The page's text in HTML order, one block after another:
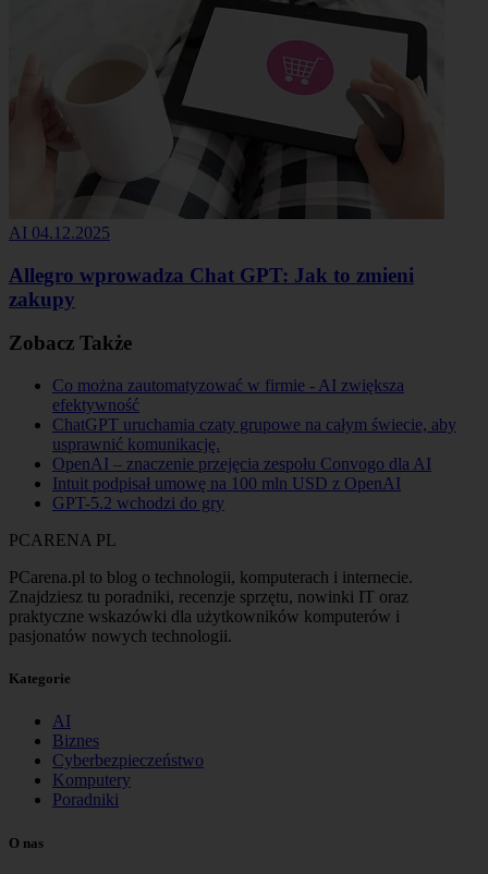
AI 04.12.2025
Allegro wprowadza Chat GPT: Jak to zmieni
zakupy
Zobacz Także
Co można zautomatyzować w firmie - AI zwiększa
efektywność
ChatGPT uruchamia czaty grupowe na całym świecie, aby
usprawnić komunikację.
OpenAI – znaczenie przejęcia zespołu Convogo dla AI
Intuit podpisał umowę na 100 mln USD z OpenAI
GPT-5.2 wchodzi do gry
PCARENA PL
PCarena.pl to blog o technologii, komputerach i internecie.
Znajdziesz tu poradniki, recenzje sprzętu, nowinki IT oraz
praktyczne wskazówki dla użytkowników komputerów i
pasjonatów nowych technologii.
Kategorie
AI
Biznes
Cyberbezpieczeństwo
Komputery
Poradniki
O nas